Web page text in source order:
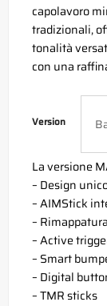
capolavoro
tradizionali,
tonalità
con una
Version
La versione
– Design
– AIMStick
–
– Active
– Smart
– Digital
– TMR sticks